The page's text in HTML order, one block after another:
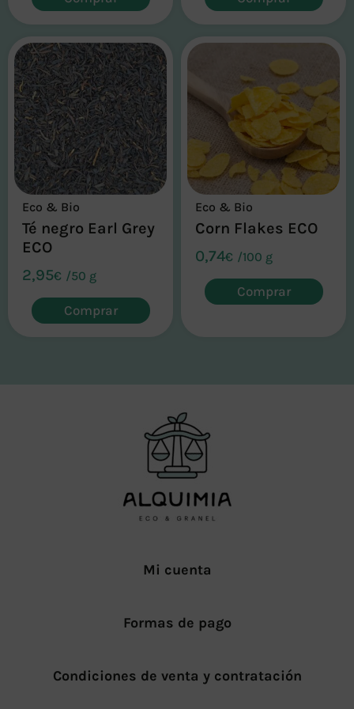
Eco & Bio
Té negro Earl Grey
ECO
2,95€ /50 g
Comprar
Eco & Bio
Corn Flakes ECO
0,74€ /100 g
Comprar
Mi cuenta
Formas de pago
Condiciones de venta y contratación